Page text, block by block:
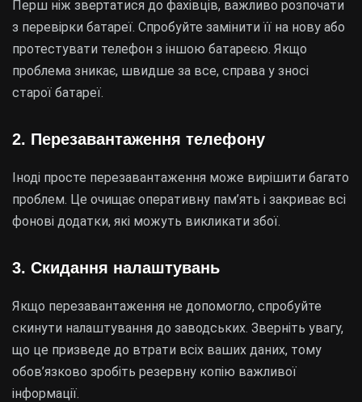
Перш ніж звертатися до фахівців, важливо розпочати
з перевірки батареї. Спробуйте замінити її на нову або
протестувати телефон з іншою батареєю. Якщо
проблема зникає, швидше за все, справа у зносі
старої батареї.
2. Перезавантаження телефону
Іноді просте перезавантаження може вирішити багато
проблем. Це очищає оперативну пам’ять і закриває всі
фонові додатки, які можуть викликати збої.
3. Скидання налаштувань
Якщо перезавантаження не допомогло, спробуйте
скинути налаштування до заводських. Зверніть увагу,
що це призведе до втрати всіх ваших даних, тому
обов’язково зробіть резервну копію важливої
інформації.